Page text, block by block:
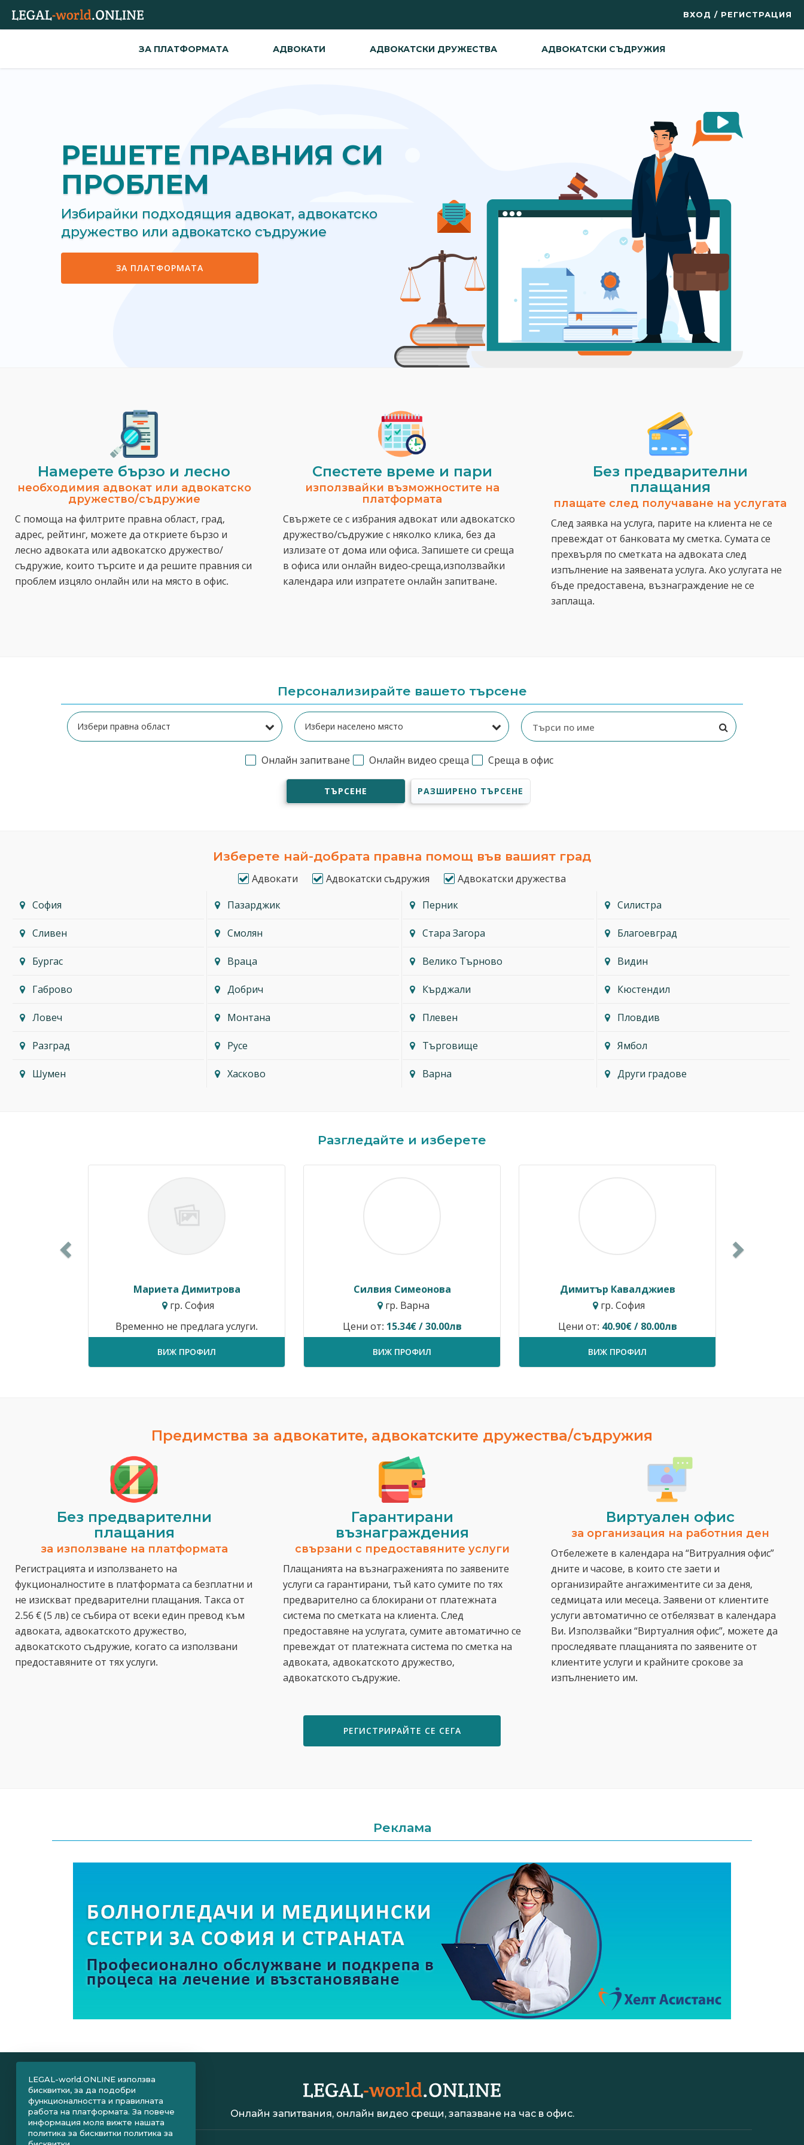
ВХОД / РЕГИСТРАЦИЯ
ЗА ПЛАТФОРМАТА АДВОКАТИ АДВОКАТСКИ ДРУЖЕСТВА АДВОКАТСКИ СЪДРУЖИЯ
РЕШЕТЕ ПРАВНИЯ СИ
ПРОБЛЕМ
Избирайки подходящия адвокат, адвокатско
дружество или адвокатско съдружие
ЗА ПЛАТФОРМАТА
Намерете бързо и лесно
необходимия адвокат или адвокатско
дружество/съдружие
С помоща на филтрите правна област, град,
адрес, рейтинг, можете да откриете бързо и
лесно адвоката или адвокатско дружество/
съдружие, които търсите и да решите правния си
проблем изцяло онлайн или на място в офис.
Спестeте време и пари
използвайки възможностите на
платформата
Свържете се с избрания адвокат или адвокатско
дружество/съдружие с няколко клика, без да
излизате от дома или офиса. Запишете си среща
в офиса или онлайн видео-среща,използвайки
календара или изпратете онлайн запитване.
Без предварителни
плащания
плащате след получаване на услугата
След заявка на услуга, парите на клиента не се
превеждат от банковата му сметка. Сумата се
прехвърля по сметката на адвоката след
изпълнение на заявената услуга. Ако услугата не
бъде предоставена, възнаграждение не се
заплаща.
Персонализирайте вашето търсене
Онлайн запитване Онлайн видео среща Среща в офис
ТЪРСЕНЕ РАЗШИРЕНО ТЪРСЕНЕ
Изберете най-добрата правна помощ във вашият град
Адвокати Адвокатски съдружия
Адвокатски дружества
София
Пазарджик Перник Силистра
Сливен Смолян Стара Загора Благоевград
Бургас Враца Велико Търново Видин
Габрово Добрич Кърджали Кюстендил
Ловеч Монтана Плевен Пловдив
Разград Русе Търговище Ямбол
Шумен Хасково Варна Други градове
Разгледайте и изберете
Мариета Димитрова
гр. София
Временно не предлага услуги.
ВИЖ ПРОФИЛ
Силвия Симеонова
гр. Варна
Цени от: 15.34€ / 30.00лв
ВИЖ ПРОФИЛ
Димитър Кавалджиев
гр. София
Цени от: 40.90€ / 80.00лв
ВИЖ ПРОФИЛ
Предимства за адвокатите, адвокатските дружества/съдружия
Без предварителни
плащания
за използване на платформата
Регистрацията и използването на
фукционалностите в платформата са безплатни и
не изискват предварителни плащания. Такса от
2.56 € (5 лв) се събира от всеки един превод към
адвоката, адвокатското дружество,
адвокатското съдружие, когато са използвани
предоставяните от тях услуги.
Гарантирани
възнаграждения
свързани с предоставяните услуги
Плащанията на възнаграженията по заявените
услуги са гарантирани, тъй като сумите по тях
предварително са блокирани от платежната
система по сметката на клиента. След
предоставяне на услугата, сумите автоматично се
превеждат от платежната система по сметка на
адвоката, адвокатското дружество,
адвокатското съдружие.
Виртуален офис
за организация на работния ден
Отбележете в календара на “Витруалния офис”
дните и часове, в които сте заети и
организирайте ангажиментите си за деня,
седмицата или месеца. Заявени от клиентите
услуги автоматично се отбелязват в календара
Ви. Използвайки “Виртуалния офис”, можете да
проследявате плащанията по заявените от
клиентите услуги и крайните срокове за
изпълнението им.
РЕГИСТРИРАЙТЕ СЕ СЕГА
Реклама
Онлайн запитвания, онлайн видео срещи, запазване на час в офис.
LEGAL-world.ONLINE използва
бисквитки, за да подобри
функционалността и правилната
работа на платформата. За повече
информация моля вижте нашата
политика за бисквитки политика за